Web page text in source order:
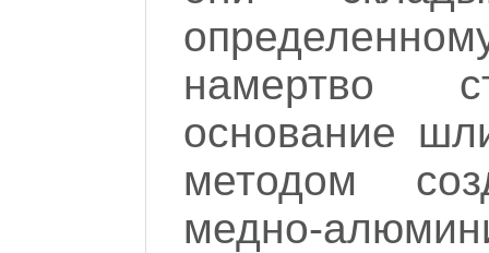
намертво
основание
методом
медно-